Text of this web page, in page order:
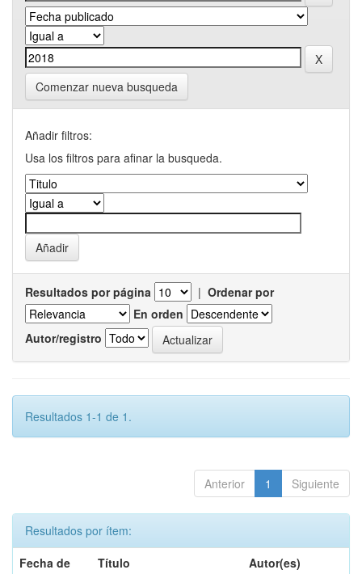
Comenzar nueva busqueda
Añadir filtros:
Usa los filtros para afinar la busqueda.
Resultados por página | Ordenar por
En orden
Autor/registro
Resultados 1-1 de 1.
Anterior 1 Siguiente
Resultados por ítem:
Fecha de
Título Autor(es)